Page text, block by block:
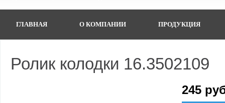
ГЛАВНАЯ О КОМПАНИИ ПРОДУКЦИЯ
Ролик колодки 16.3502109
245